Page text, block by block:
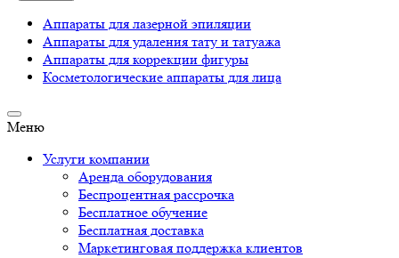
Аппараты для лазерной эпиляции
Аппараты для удаления тату и татуажа
Аппараты для коррекции фигуры
Косметологические аппараты для лица
Меню
Услуги компании
Аренда оборудования
Беспроцентная рассрочка
Бесплатное обучение
Бесплатная доставка
Маркетинговая поддержка клиентов